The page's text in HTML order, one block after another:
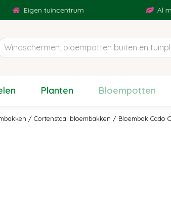
Cortenstaal bloembakken Bloembak Cado
Eigen tuincentrum Al meer
Planten Bloempotten